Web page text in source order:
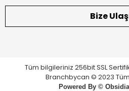
Bize
Tüm bilgileriniz 256bit SSL
Branchbycan © 2023 Tüm
Powered By ©